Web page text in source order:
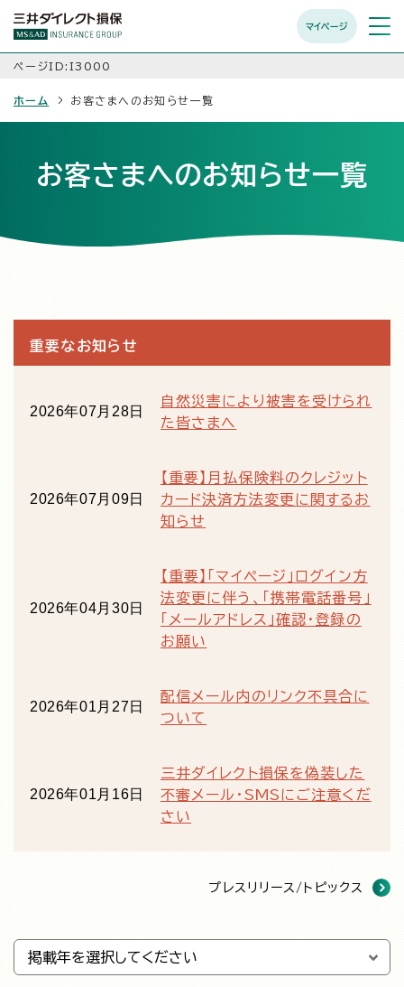
マイページ
メニュ
開く
ページID:I3000
ホーム お客さまへのお知らせ一覧
お客さまへのお知らせ一覧
重要なお知らせ
2026年07月28日
自然災害により被害を受けられ
た皆さまへ
2026年07月09日
【重要】月払保険料のクレジット
カード決済方法変更に関するお
知らせ
2026年04月30日
【重要】「マイページ」ログイン方
法変更に伴う、「携帯電話番号」
「メールアドレス」確認・登録の
お願い
2026年01月27日
配信メール内のリンク不具合に
ついて
2026年01月16日
三井ダイレクト損保を偽装した
不審メール・SMSにご注意くだ
さい
プレスリリース/トピックス